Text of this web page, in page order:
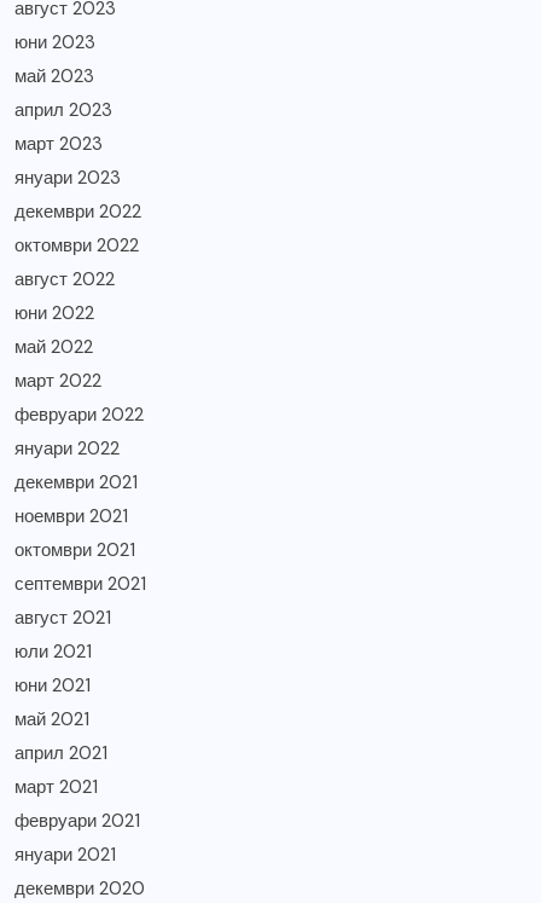
август 2023
юни 2023
май 2023
април 2023
март 2023
януари 2023
декември 2022
октомври 2022
август 2022
юни 2022
май 2022
март 2022
февруари 2022
януари 2022
декември 2021
ноември 2021
октомври 2021
септември 2021
август 2021
юли 2021
юни 2021
май 2021
април 2021
март 2021
февруари 2021
януари 2021
декември 2020